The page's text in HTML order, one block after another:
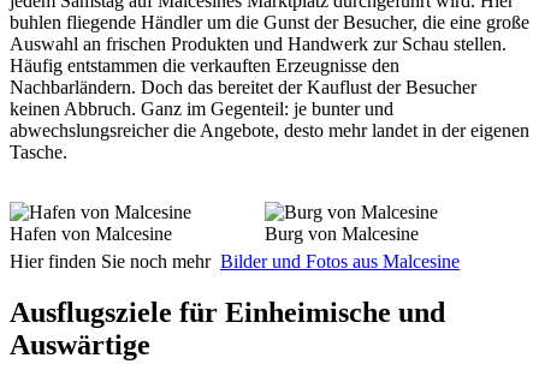
buhlen fliegende Händler um die Gunst der Besucher, die eine große
Auswahl an frischen Produkten und Handwerk zur Schau stellen.
Häufig entstammen die verkauften Erzeugnisse den
Nachbarländern. Doch das bereitet der Kauflust der Besucher
keinen Abbruch. Ganz im Gegenteil: je bunter und
abwechslungsreicher die Angebote, desto mehr landet in der eigenen
Tasche.
Hafen von Malcesine
Burg von Malcesine
Hier finden Sie noch mehr Bilder und Fotos aus Malcesine
Ausflugsziele für Einheimische und
Auswärtige